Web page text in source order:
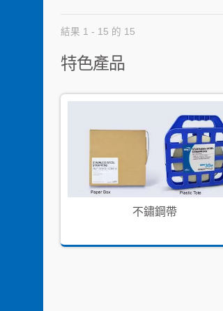
結果 1 - 15 的 15
特色產品
不鏽鋼帶